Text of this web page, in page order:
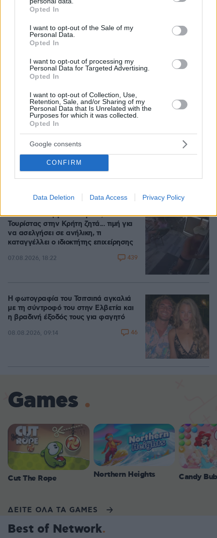
grant or deny consent to Google and its third-party tags to
use your data for below specified purposes in below Google
consent section.
Opted In
I want to opt-out of the Sale of my
Personal Data.
Opted In
I want to opt-out of processing my
Personal Data for Targeted Advertising.
Opted In
I want to opt-out of Collection, Use,
Retention, Sale, and/or Sharing of my
Personal Data that Is Unrelated with the
Purposes for which it was collected.
Opted In
Google consents
CONFIRM
Data Deletion Data Access Privacy Policy
Τι έγραφαν οι ξένοι ανταποκριτές σε
Ασία το 1921
08.08.2026, 10:26
με προβλήματα όρασης σκότωνε και
βίαζε γυναίκες, η αστυνομία τον είχε
συλλάβει και τον άφησε ελεύθερο
07.08.2026, 22:54
«Πόσα θέλεις για το κορίτσι;»:
Τουρίστας στην Κρήτη ζητά... τιμή για
να ασελγήσει σε ανήλικη, τι
καταγγέλλει ο ιδιοκτήτης επιχείρησης
07.08.2026, 18:22 439
Η φωτογραφία του Τσιτσιπά αγκαλιά
με τη σύντροφό του στην Ελβετία και
η βραδινή έξοδός τους για φαγητό
08.08.2026, 09:14 46
Games
Cut The Rope Northern Heights Candy
ΔΕΙΤΕ ΟΛΑ ΤΑ GAMES
Best of Network